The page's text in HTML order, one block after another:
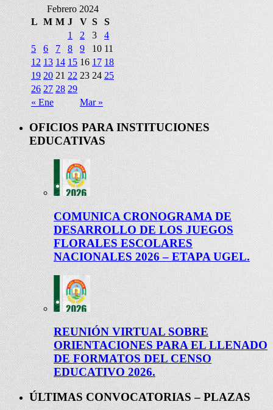
Febrero 2024
L M M J V S S
« Ene Mar »
1 2 3
4
5
6 7 8 9 10 11
12 13 14 15 16 17 18
19 20 21 22 23 24 25
26 27 28 29
OFICIOS PARA INSTITUCIONES
EDUCATIVAS
COMUNICA CRONOGRAMA DE
DESARROLLO DE LOS JUEGOS
FLORALES ESCOLARES
NACIONALES 2026 – ETAPA UGEL.
REUNIÓN VIRTUAL SOBRE
ORIENTACIONES PARA EL LLENADO
DE FORMATOS DEL CENSO
EDUCATIVO 2026.
ÚLTIMAS CONVOCATORIAS – PLAZAS